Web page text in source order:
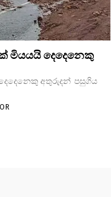
මියයයි දෙදෙනෙකු
අතුරුදන් පසුගිය